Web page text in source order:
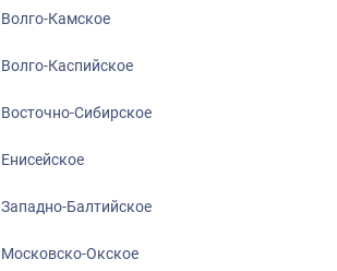
Северо-
Северо-
Волго-Камское
Волго-Каспийское
Восточно-Сибирское
Енисейское
Западно-Балтийское
Московско-Окское